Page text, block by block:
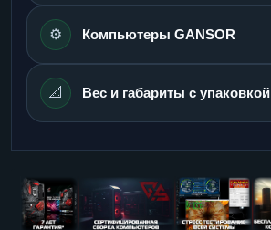
⚙️ Компьютеры GANSOR
📐 Вес и габариты с упаковкой